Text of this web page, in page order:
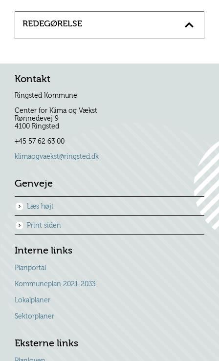
REDEGØRELSE
Kontakt
Ringsted Kommune
Center for Klima og Vækst
Rønnedevej 9
4100 Ringsted
+45 57 62 63 00
klimaogvaekst@ringsted.dk
Genveje
Læs højt
Print siden
Interne links
Planportal
Kommuneplan 2021-2033
Lokalplaner
Sektorplaner
Eksterne links